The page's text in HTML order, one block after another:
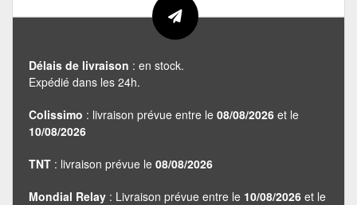
Délais de livraison : en stock.
Expédié dans les 24h.
Colissimo : livraison prévue entre le 08/08/2026 et le
10/08/2026
TNT : livraison prévue le 08/08/2026
Mondial Relay : Livraison prévue entre le 10/08/2026 et le